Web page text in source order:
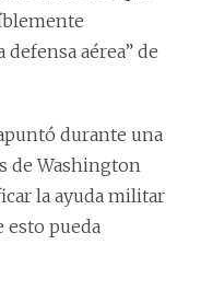
aérea” de
durante una
de Washington
la ayuda militar
esto pueda